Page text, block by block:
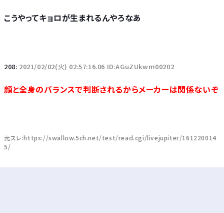
こうやってキョロが生まれるんやろなあ
208: 2021/02/02(火) 02:57:16.06 ID:AGuZUkwm00202
顔と全身のバランスで判断されるからメーカーは関係ないぞ
元スレ:https://swallow.5ch.net/test/read.cgi/livejupiter/161220014
5/